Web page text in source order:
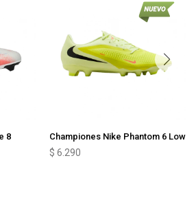
8
Championes Nike Phantom 6 Low
$ 6.290